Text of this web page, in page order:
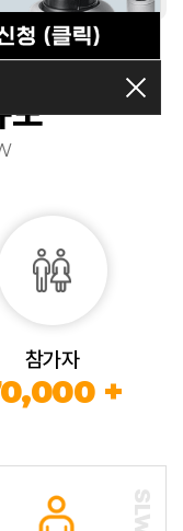
모
참가자
+